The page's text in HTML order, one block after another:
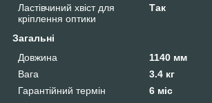
Ластівчиний хвіст для
кріплення оптики
Так
Загальні
Довжина
1140 мм
Вага
3.4 кг
Гарантійний термін
6 міс